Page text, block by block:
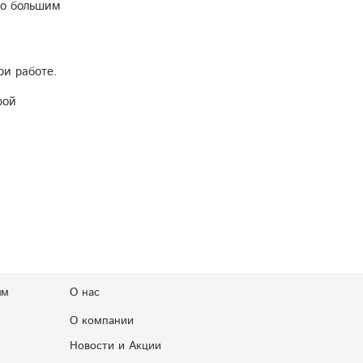
большим
работе.
О нас
О компании
Новости и Акции